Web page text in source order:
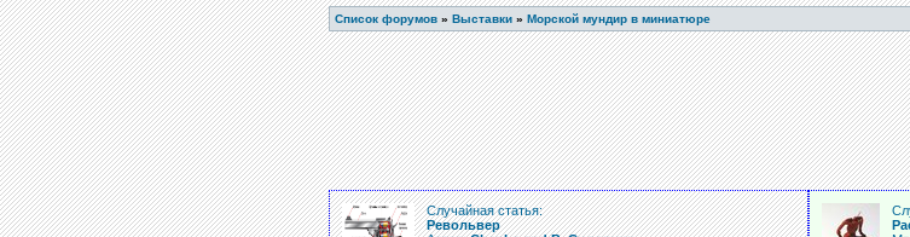
Список форумов » Выставки » Морской мундир в миниатюре
Случайная статья:
Револьвер